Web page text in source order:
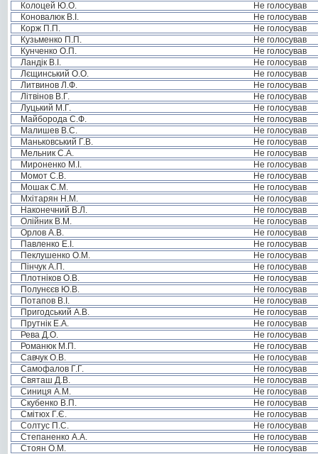
Колоцей Ю.О.
Не голосував
Коновалюк В.І.
Не голосував
Корж П.П.
Не голосував
Кузьменко П.П.
Не голосував
Кунченко О.П.
Не голосував
Ландік В.І.
Не голосував
Лєщинський О.О.
Не голосував
Литвинов Л.Ф.
Не голосував
Літвінов В.Г.
Не голосував
Луцький М.Г.
Не голосував
Майборода С.Ф.
Не голосував
Малишев В.С.
Не голосував
Маньковський Г.В.
Не голосував
Мельник С.А.
Не голосував
Мироненко М.І.
Не голосував
Момот С.В.
Не голосував
Мошак С.М.
Не голосував
Мхітарян Н.М.
Не голосував
Наконечний В.Л.
Не голосував
Олійник В.М.
Не голосував
Орлов А.В.
Не голосував
Павленко Е.І.
Не голосував
Пеклушенко О.М.
Не голосував
Пінчук А.П.
Не голосував
Плотніков О.В.
Не голосував
Полунєєв Ю.В.
Не голосував
Потапов В.І.
Не голосував
Пригодський А.В.
Не голосував
Прутнік Е.А.
Не голосував
Рева Д.О.
Не голосував
Романюк М.П.
Не голосував
Савчук О.В.
Не голосував
Самофалов Г.Г.
Не голосував
Святаш Д.В.
Не голосував
Синиця А.М.
Не голосував
Скубенко В.П.
Не голосував
Смітюх Г.Є.
Не голосував
Солтус П.С.
Не голосував
Степаненко А.А.
Не голосував
Стоян О.М.
Не голосував